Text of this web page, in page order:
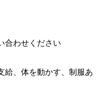
合わせください
給、体を動かす、制服あ